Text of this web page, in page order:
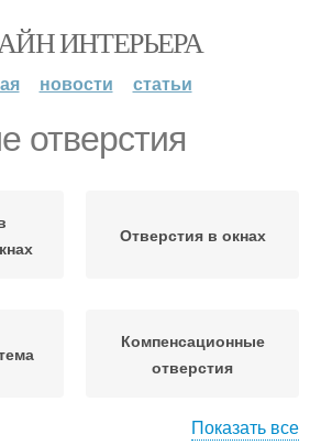
ИНТЕРЬЕРА
новости статьи
отверстия
Отверстия в окнах
Компенсационные
отверстия
Показать все